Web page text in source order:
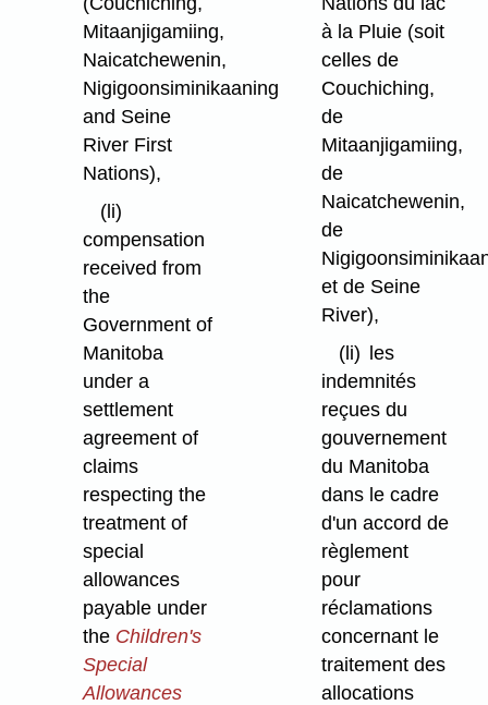
Mitaanjigamiing,
Naicatchewenin,
Nigigoonsiminikaaning
and Seine
River First
Nations),
(li)
compensation
received from
the
Government of
Manitoba
under a
settlement
agreement of
claims
respecting the
treatment of
special
allowances
payable under
the Children's
Special
Allowances
à la Pluie (soit
celles de
Couchiching,
de
Mitaanjigamiing,
de
Naicatchewenin,
de
et de Seine
River),
(li) les
indemnités
reçues du
gouvernement
du Manitoba
dans le cadre
d'un accord de
règlement
pour
réclamations
concernant le
traitement des
allocations